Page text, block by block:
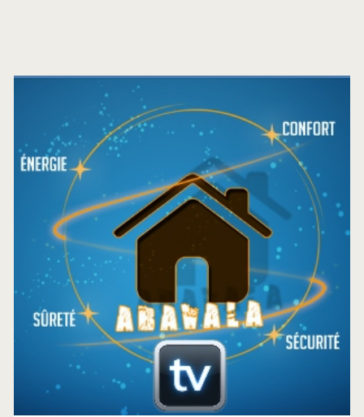
Barre
latérale
principale